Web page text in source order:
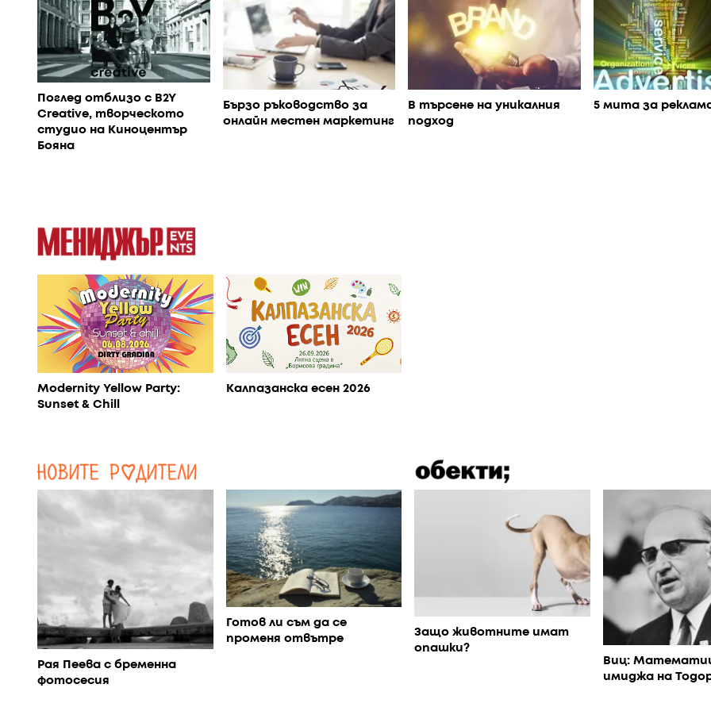
Поглед отблизо с B2Y
Creative, творческото
студио на Киноцентър
Бояна
Бързо ръководство за
онлайн местен маркетинг
В търсене на уникалния
подход
5 мита за
Modernity Yellow Party:
Sunset & Chill
Калпазанска есен 2026
Рая Пеева с бременна
фотосесия
Готов ли съм да се
променя отвътре
Защо животните имат
опашки?
Виц:
имиджа на